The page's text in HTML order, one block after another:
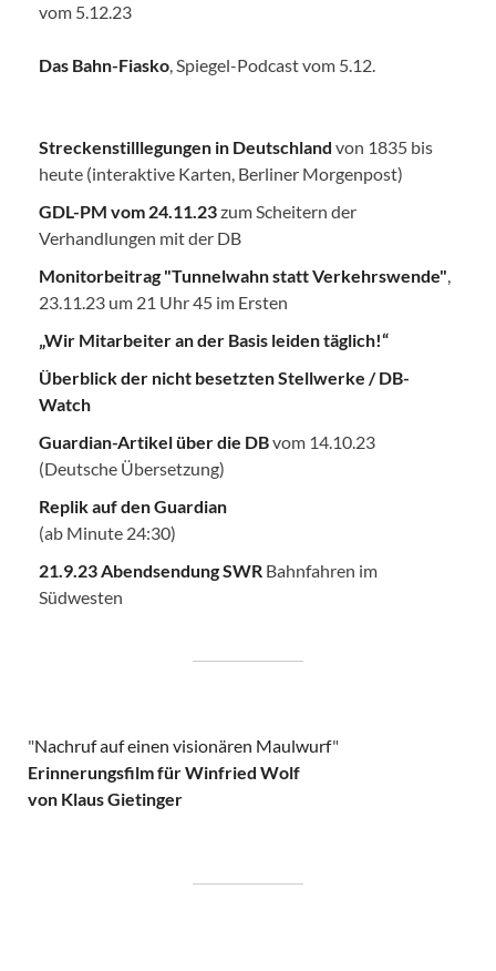
vom 5.12.23
Das Bahn-Fiasko, Spiegel-Podcast vom 5.12.
Streckenstilllegungen in Deutschland von 1835 bis
heute (interaktive Karten, Berliner Morgenpost)
GDL-PM vom 24.11.23zum Scheitern der
Verhandlungen mit der DB
Monitorbeitrag "Tunnelwahn statt Verkehrswende",
23.11.23 um 21 Uhr 45 im Ersten
„Wir Mitarbeiter an der Basis leiden täglich!“
Überblick der nicht besetzten Stellwerke / DB-
Watch
Guardian-Artikel über die DBvom 14.10.23
(Deutsche Übersetzung)
Replik auf den Guardian
(ab Minute 24:30)
21.9.23 Abendsendung SWR Bahnfahren im
Südwesten
"Nachruf auf einen visionären Maulwurf"
Erinnerungsfilm für Winfried Wolf
von Klaus Gietinger